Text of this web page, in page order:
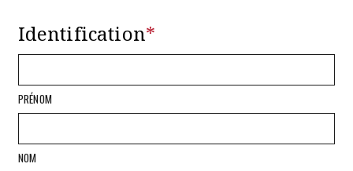
Identification*
PRÉNOM
NOM